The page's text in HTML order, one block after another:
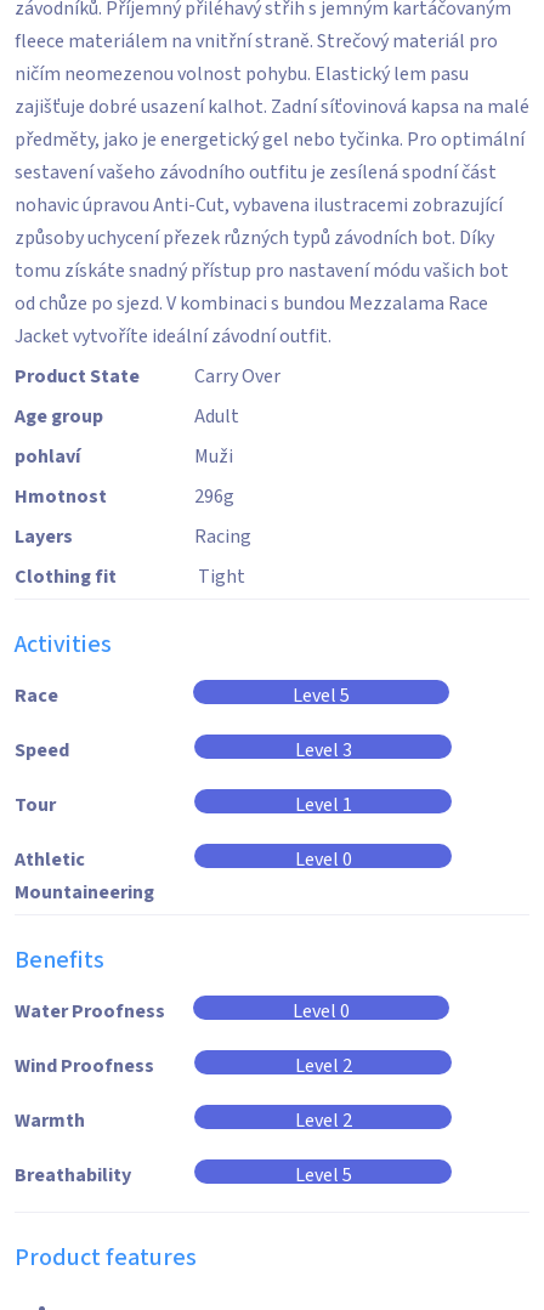
závodníků. Příjemný přiléhavý střih s jemným kartáčovaným
fleece materiálem na vnitřní straně. Strečový materiál pro
ničím neomezenou volnost pohybu. Elastický lem pasu
zajišťuje dobré usazení kalhot. Zadní síťovinová kapsa na malé
předměty, jako je energetický gel nebo tyčinka. Pro optimální
sestavení vašeho závodního outfitu je zesílená spodní část
nohavic úpravou Anti-Cut, vybavena ilustracemi zobrazující
způsoby uchycení přezek různých typů závodních bot. Díky
tomu získáte snadný přístup pro nastavení módu vašich bot
od chůze po sjezd. V kombinaci s bundou Mezzalama Race
Jacket vytvoříte ideální závodní outfit.
Product State
Carry Over
Age group
Adult
pohlaví
Muži
Hmotnost
296g
Layers
Racing
Clothing fit
Tight
Activities
Race Level 5
Speed Level 3
Tour Level 1
Athletic
Mountaineering
Level 0
Benefits
Water Proofness Level 0
Wind Proofness Level 2
Warmth Level 2
Breathability Level 5
Product features